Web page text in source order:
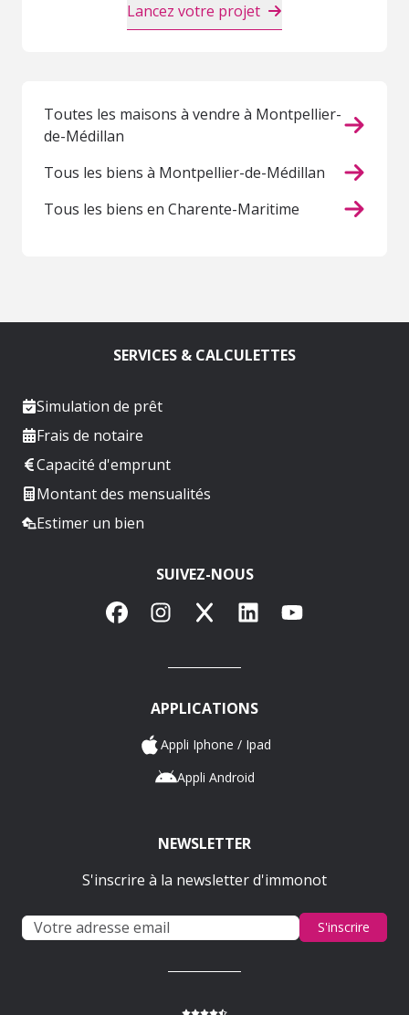
Lancez votre projet
Toutes les maisons à vendre à Montpellier-
de-Médillan
Tous les biens à Montpellier-de-Médillan
Tous les biens en Charente-Maritime
SERVICES & CALCULETTES
Simulation de prêt
Frais de notaire
Capacité d'emprunt
Montant des mensualités
Estimer un bien
SUIVEZ-NOUS
FacebookInstagram
X LinkedInYouTube
APPLICATIONS
Appli Iphone / Ipad
Appli Android
NEWSLETTER
S'inscrire à la newsletter d'immonot
S'inscrire